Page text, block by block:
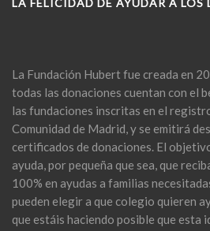
LA FELICIDAD DE AYUDAR A LOS
La Fundación Hubert fue creada en
todas las donaciones cuentan con el
las fundaciones inscritas en el
Comunidad de Madrid, y se emitirá
certificados de donaciones. El
ayuda, por pequeña que sea, que
100% en ayudas a familias
pueden elegir a que colegio quieren
que estáis haciendo posible que esta